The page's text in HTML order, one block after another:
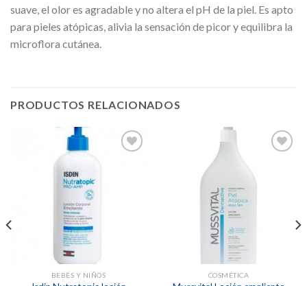
suave, el olor es agradable y no altera el pH de la piel. Es apto
para pieles atópicas, alivia la sensación de picor y equilibra la
microflora cutánea.
PRODUCTOS RELACIONADOS
BEBÉS Y NIÑOS COSMÉTICA